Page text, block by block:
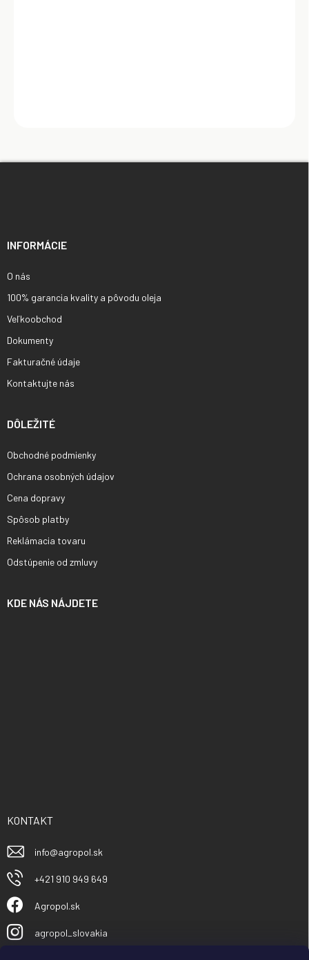
INFORMÁCIE
O nás
100% garancia kvality a pôvodu oleja
Veľkoobchod
Dokumenty
Fakturačné údaje
Kontaktujte nás
DÔLEŽITÉ
Obchodné podmienky
Ochrana osobných údajov
Cena dopravy
Spôsob platby
Reklámacia tovaru
Odstúpenie od zmluvy
KDE NÁS NÁJDETE
KONTAKT
info@agropol.sk
+421 910 949 649
Agropol.sk
agropol_slovakia